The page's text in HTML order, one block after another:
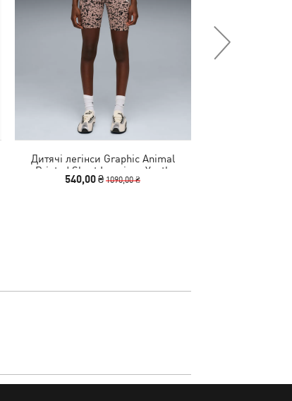
Дитячі легінси Graphic Animal
Printed Short Leggings Youth
540,00 ₴1090,00 ₴